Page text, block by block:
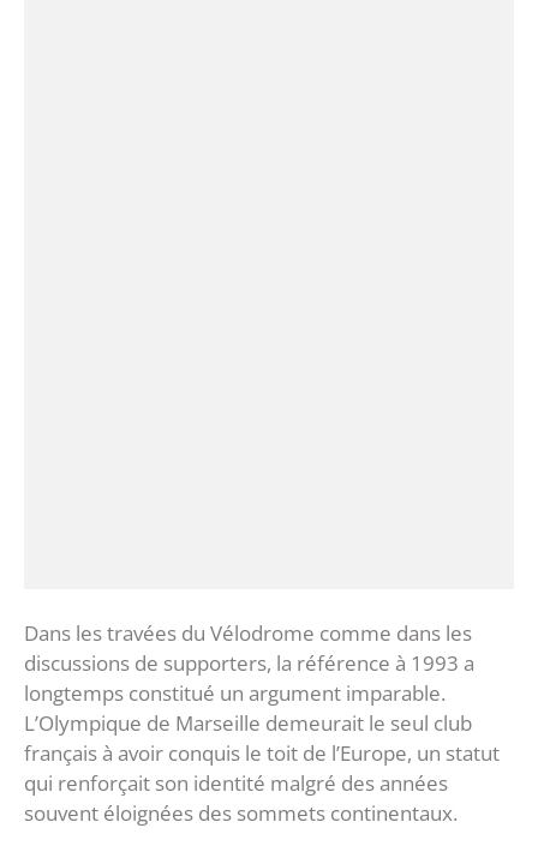
‎Dans les travées du Vélodrome comme dans les
discussions de supporters, la référence à 1993 a
longtemps constitué un argument imparable.
L’Olympique de Marseille demeurait le seul club
français à avoir conquis le toit de l’Europe, un statut
qui renforçait son identité malgré des années
souvent éloignées des sommets continentaux.